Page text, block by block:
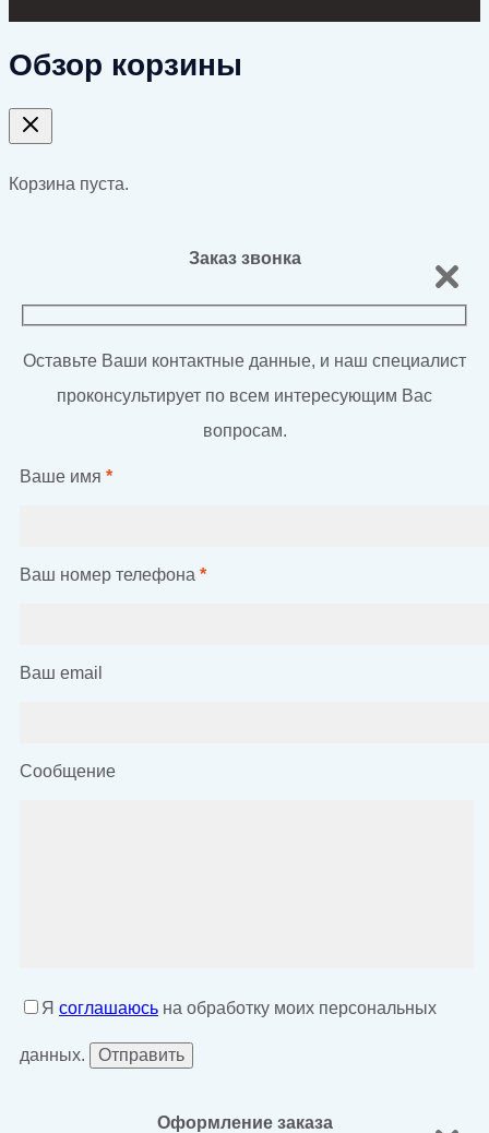
Обзор корзины
Корзина пуста.
Заказ звонка
Оставьте Ваши контактные данные, и наш специалист
проконсультирует по всем интересующим Вас
вопросам.
Ваше имя *
Ваш номер телефона *
Ваш email
Сообщение
Я соглашаюсь на обработку моих персональных
данных.
Оформление заказа